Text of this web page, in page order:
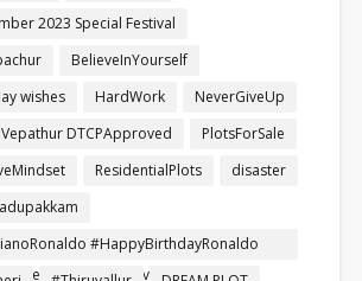
2023 Special Festival
BelieveInYourself
wishes
HardWork
NeverGiveUp
DTCPApproved
PlotsForSale
ResidentialPlots
disaster
#HappyBirthdayRonaldo
#NeverGiveUp #Leader